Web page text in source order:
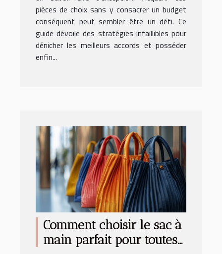
pièces de choix sans y consacrer un budget
conséquent peut sembler être un défi. Ce
guide dévoile des stratégies infaillibles pour
dénicher les meilleurs accords et posséder
enfin...
Comment choisir le sac à
main parfait pour toutes